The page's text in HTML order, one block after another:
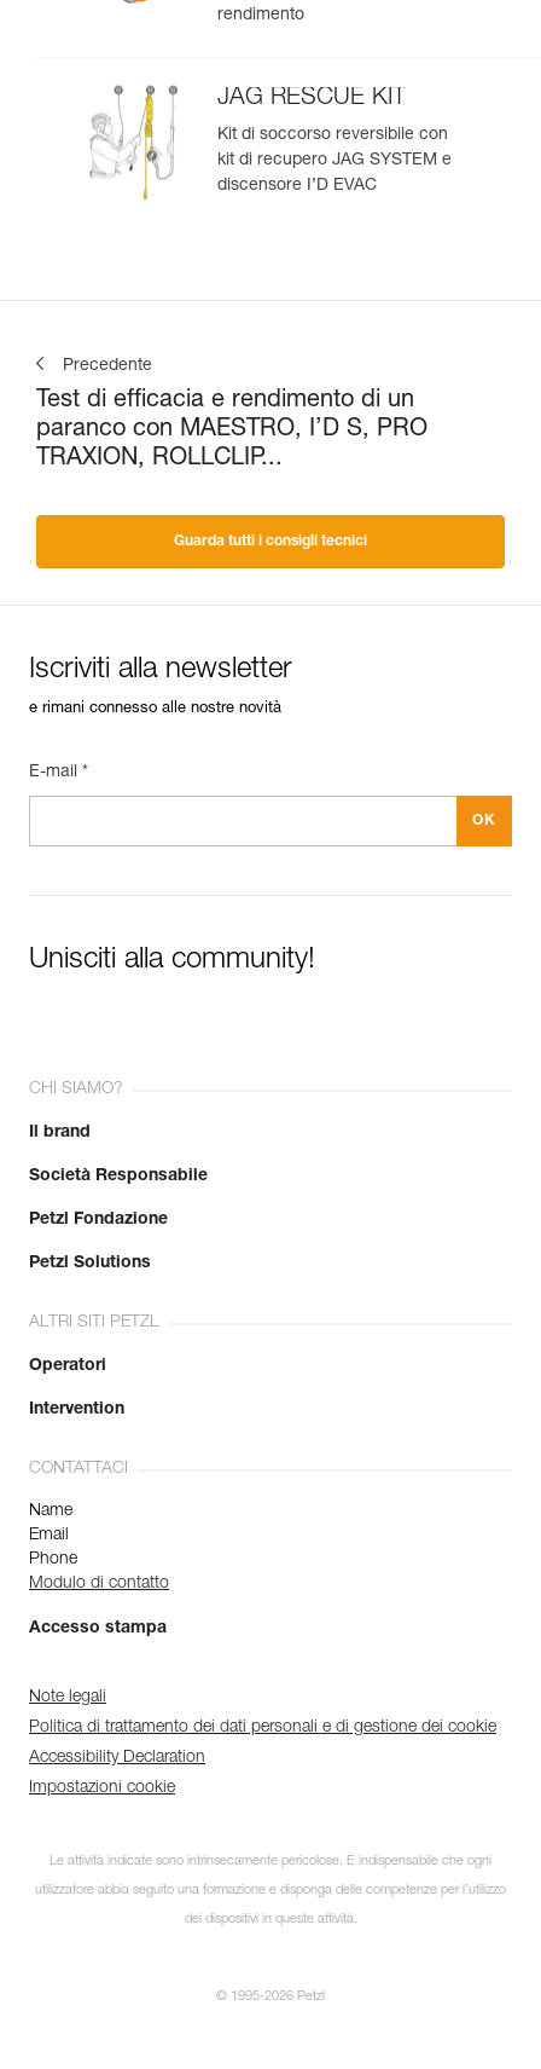
rendimento
JAG RESCUE KIT
Kit di soccorso reversibile con
kit di recupero JAG SYSTEM e
discensore I’D EVAC
Precedente
Test di efficacia e rendimento di un
paranco con MAESTRO, I’D S, PRO
TRAXION, ROLLCLIP...
Guarda tutti i consigli tecnici
Iscriviti alla newsletter
e rimani connesso alle nostre novità
E-mail *
Unisciti alla community!
CHI SIAMO?
Il brand
Società Responsabile
Petzl Fondazione
Petzl Solutions
ALTRI SITI PETZL
Operatori
Intervention
CONTATTACI
Name
Email
Phone
Modulo di contatto
Accesso stampa
Note legali
Politica di trattamento dei dati personali e di gestione dei cookie
Accessibility Declaration
Impostazioni cookie
Le attività indicate sono intrinsecamente pericolose. È indispensabile che ogni
utilizzatore abbia seguito una formazione e disponga delle competenze per l’utilizzo
dei dispositivi in queste attività.
© 1995-2026 Petzl